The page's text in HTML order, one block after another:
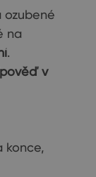
ozubené
na
.
v
konce,